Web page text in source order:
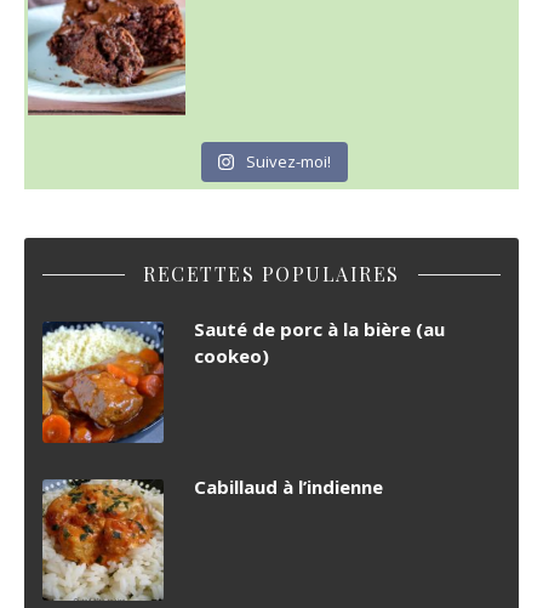
Suivez-moi!
RECETTES POPULAIRES
Sauté de porc à la bière (au
cookeo)
Cabillaud à l’indienne